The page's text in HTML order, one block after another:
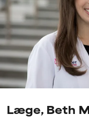
Læge, Beth